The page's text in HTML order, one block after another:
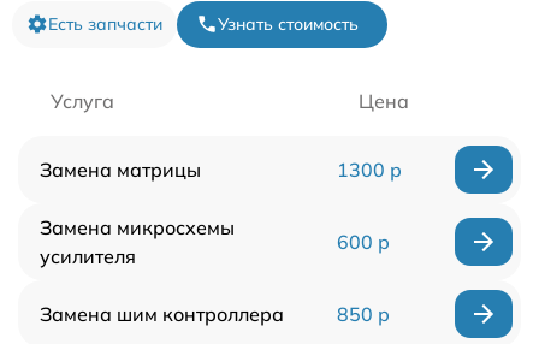
Есть запчасти Узнать стоимость
Услуга Цена
Замена матрицы 1300 р
Замена микросхемы
усилителя
600 р
Замена шим контроллера 850 р